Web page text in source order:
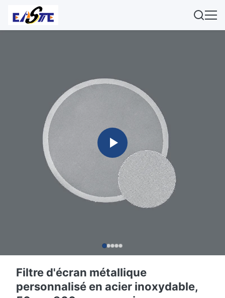
Filtre d'écran métallique
personnalisé en acier inoxydable,